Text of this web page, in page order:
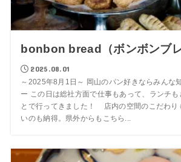
bonbon bread（ボンボンブレ
2025.08.01
～2025年8月1日～ 岡山のパン好きならみんな
ー この日は総社方面で仕事もあって、ランチも
とで行ってきました！ 店内の空間のこだわり
いのも納得。県外からもこちら...